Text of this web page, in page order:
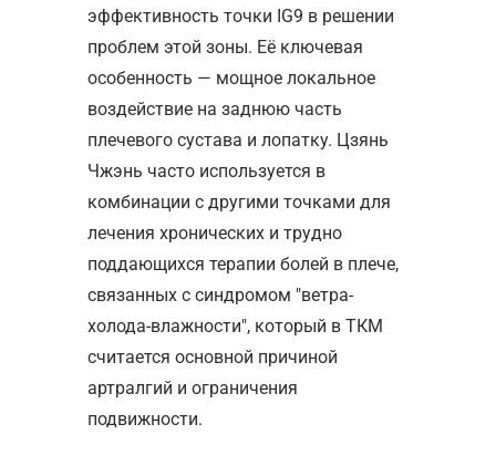
эффективность точки IG9 в решении
проблем этой зоны. Её ключевая
особенность — мощное локальное
воздействие на заднюю часть
плечевого сустава и лопатку. Цзянь
Чжэнь часто используется в
комбинации с другими точками для
лечения хронических и трудно
поддающихся терапии болей в плече,
связанных с синдромом "ветра-
холода-влажности", который в ТКМ
считается основной причиной
артралгий и ограничения
подвижности.